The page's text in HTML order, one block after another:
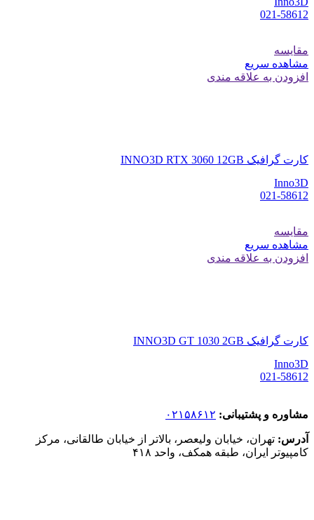
021-58612
مقایسه
مشاهده سریع
افزودن به علاقه مندی
کارت گرافیک INNO3D RTX 3060 12GB
Inno3D
021-58612
مقایسه
مشاهده سریع
افزودن به علاقه مندی
کارت گرافیک INNO3D GT 1030 2GB
Inno3D
021-58612
مشاوره و پشتیبانی: ۰۲۱۵۸۶۱۲
آدرس: تهران، خیابان ولیعصر، بالاتر از خیابان طالقانی، مرکز
کامپیوتر ایران، طبقه همکف، واحد ۴۱۸